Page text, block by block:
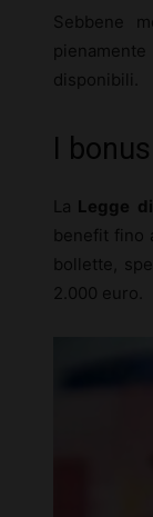
Sebbene
disponibili.
I
La Legge
benefit fino
bollette,
2.000 euro.